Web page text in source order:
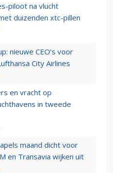
piloot na vlucht
duizenden xtc-pillen
nieuwe CEO’s voor
City Airlines
en vracht op
in tweede
maand dicht voor
en Transavia wijken uit